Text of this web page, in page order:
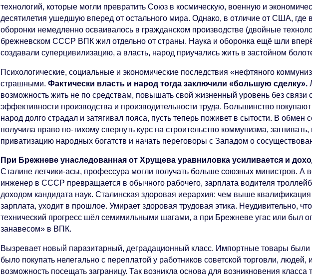
технологий, которые могли превратить Союз в космическую, военную и
десятилетия ушедшую вперед от остального мира. Однако, в отличие от США, где
оборонки немедленно осваивалось в гражданском производстве (двойные
брежневском СССР ВПК жил отдельно от страны. Наука и оборонка ещё шли
создавали суперцивилизацию, а власть, народ приучались жить в застойном
Психологические, социальные и экономические последствия «нефтяного
страшными.Фактически власть и народ тогда заключили «большую сделку».
возможность жить не по средствам, повышать свой жизненный уровень без связи
эффективности производства и производительности труда. Большинство
народ долго страдал и затягивал пояса, пусть теперь поживет в сытости. В обмен
получила право по-тихому свернуть курс на строительство коммунизма, загнивать,
приватизацию народных богатств и начать переговоры с Западом о
При Брежневе унаследованная от Хрущева уравниловка усиливается и
Сталине летчики-асы, профессура могли получать больше союзных министров. А
инженер в СССР превращается в обычного рабочего, зарплата водителя
доходом кандидата наук. Сталинская здоровая иерархия: чем выше
зарплата, уходит в прошлое. Умирает здоровая трудовая этика. Неудивительно,
технический прогресс шёл семимильными шагами, а при Брежневе угас или был
занавесом» в ВПК.
Вызревает новый паразитарный, деградационный класс. Импортные товары
было покупать нелегально с переплатой у работников советской торговли,
возможность посещать заграницу. Так возникла основа для возникновения класса